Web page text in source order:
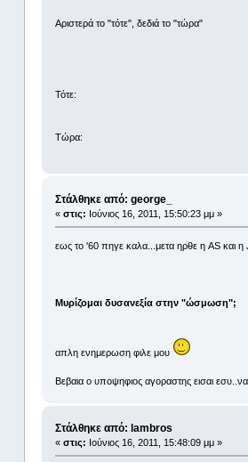
Αριστερά το "τότε", δεδιά το "τώρα"
Τότε:
Τώρα:
Στάλθηκε από: george_
« στις: Ιούνιος 16, 2011, 15:50:23 μμ »
εως το '60 πηγε καλα...μετα ηρθε η AS και
Μυρίζομαι δυσανεξία στην "ώσμωση";
απλη ενημερωση φιλε μου
Βεβαια ο υποψηφιος αγοραστης εισαι
Στάλθηκε από: lambros
« στις: Ιούνιος 16, 2011, 15:48:09 μμ »